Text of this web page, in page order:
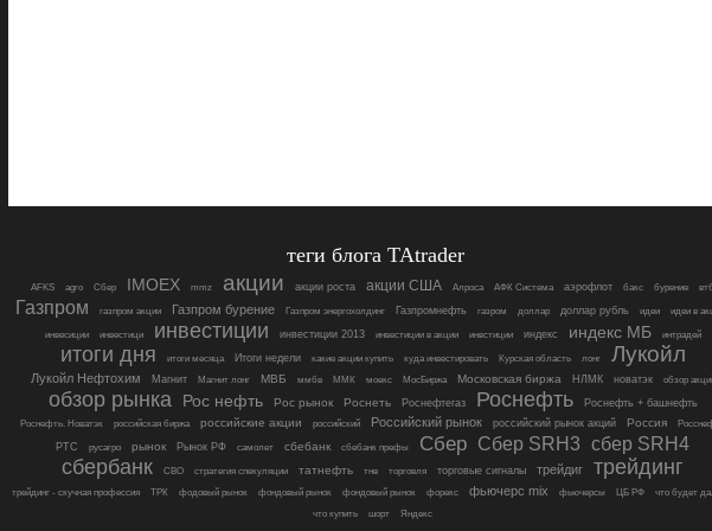
теги блога TAtrader
AFKS agro Cбер IMOEX mmz акции акции роста акции США Алроса АФК Система аэрофлот бакс бурение втб
Газпром газпром акции Газпром бурение Газпром энергохолдинг Газпромнефть газром доллар доллар рубль идеи идеи в
инвесиции инвестици инвестиции инвестиции 2013 инвестиции в акции инвстиции индекс индекс МБ интрадей
итоги дня итоги месяца Итоги недели какие акции купить куда инвестировать Курская область лонг Лукойл
Лукойл Нефтохим Магнит Магнит лонг МВБ ммбв ММК моекс МосБиржа Московская биржа НЛМК новатэк обзор
обзор рынка Рос нефть Рос рынок Роснеть Роснефтегаз Роснефть Роснефть + башнефть
Роснефть. Новатэк российская биржа российские акции российский Российский рынок российский рынок акций Россия
РТС русагро рынок Рынок РФ самолет сбебанк сбебанк префы Сбер Сбер SRH3 сбер SRH4
сбербанк СВО стратегия спекуляции татнефть тнв торговля торговые сигналы трейдиг трейдинг
трейдинг - скучная профессия ТРК фодовый рынок фондовый рынок фондовый рынок форекс фьючерс mix фьючерсы ЦБ РФ
что будет
что купить
шорт Яндекс